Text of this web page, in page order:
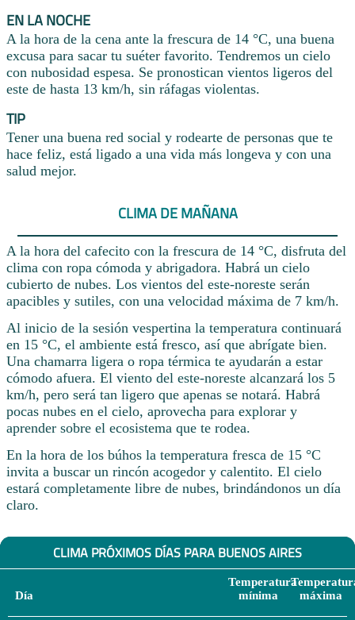
EN LA NOCHE
A la hora de la cena ante la frescura de 14 °C, una buena
excusa para sacar tu suéter favorito. Tendremos un cielo
con nubosidad espesa. Se pronostican vientos ligeros del
este de hasta 13 km/h, sin ráfagas violentas.
TIP
Tener una buena red social y rodearte de personas que te
hace feliz, está ligado a una vida más longeva y con una
salud mejor.
CLIMA DE MAÑANA
A la hora del cafecito con la frescura de 14 °C, disfruta del
clima con ropa cómoda y abrigadora. Habrá un cielo
cubierto de nubes. Los vientos del este-noreste serán
apacibles y sutiles, con una velocidad máxima de 7 km/h.
Al inicio de la sesión vespertina la temperatura continuará
en 15 °C, el ambiente está fresco, así que abrígate bien.
Una chamarra ligera o ropa térmica te ayudarán a estar
cómodo afuera. El viento del este-noreste alcanzará los 5
km/h, pero será tan ligero que apenas se notará. Habrá
pocas nubes en el cielo, aprovecha para explorar y
aprender sobre el ecosistema que te rodea.
En la hora de los búhos la temperatura fresca de 15 °C
invita a buscar un rincón acogedor y calentito. El cielo
estará completamente libre de nubes, brindándonos un día
claro.
CLIMA PRÓXIMOS DÍAS PARA BUENOS AIRES
Día
Temperatura
mínima
máxima